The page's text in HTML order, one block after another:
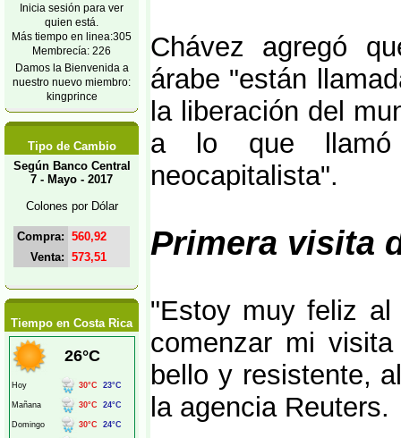
Inicia sesión para ver
quien está.
Más tiempo en linea:305
Membrecía: 226
Damos la Bienvenida a
nuestro nuevo miembro:
kingprince
Tipo de Cambio
Según Banco Central
7 - Mayo - 2017
Colones por Dólar
Compra: 560,92
Venta: 573,51
Tiempo en Costa Rica
Chávez agregó
árabe "están
la liberación del
a lo que llamó
neocapitalista".
Primera visita
"Estoy muy feliz
comenzar mi
bello y resistente,
la agencia Reuters.